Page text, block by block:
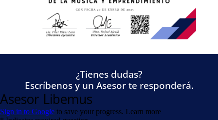
¿Tienes dudas?
Escríbenos y un Asesor te responderá.